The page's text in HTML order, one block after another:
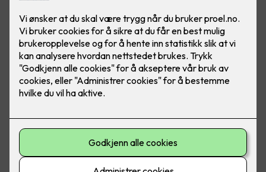
Gode bærekraftsmål i fokus